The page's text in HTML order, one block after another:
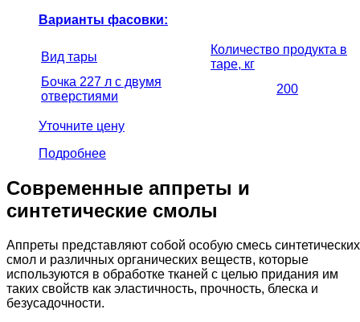
Варианты фасовки:
Вид тары
Количество продукта в
таре, кг
Бочка 227 л с двумя
отверстиями
200
Уточните цену
Подробнее
Современные аппреты и
синтетические смолы
Аппреты представляют собой особую смесь синтетических
смол и различных органических веществ, которые
используются в обработке тканей с целью придания им
таких свойств как эластичность, прочность, блеска и
безусадочности.